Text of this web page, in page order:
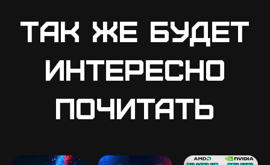
Так же будет
интересно
почитать